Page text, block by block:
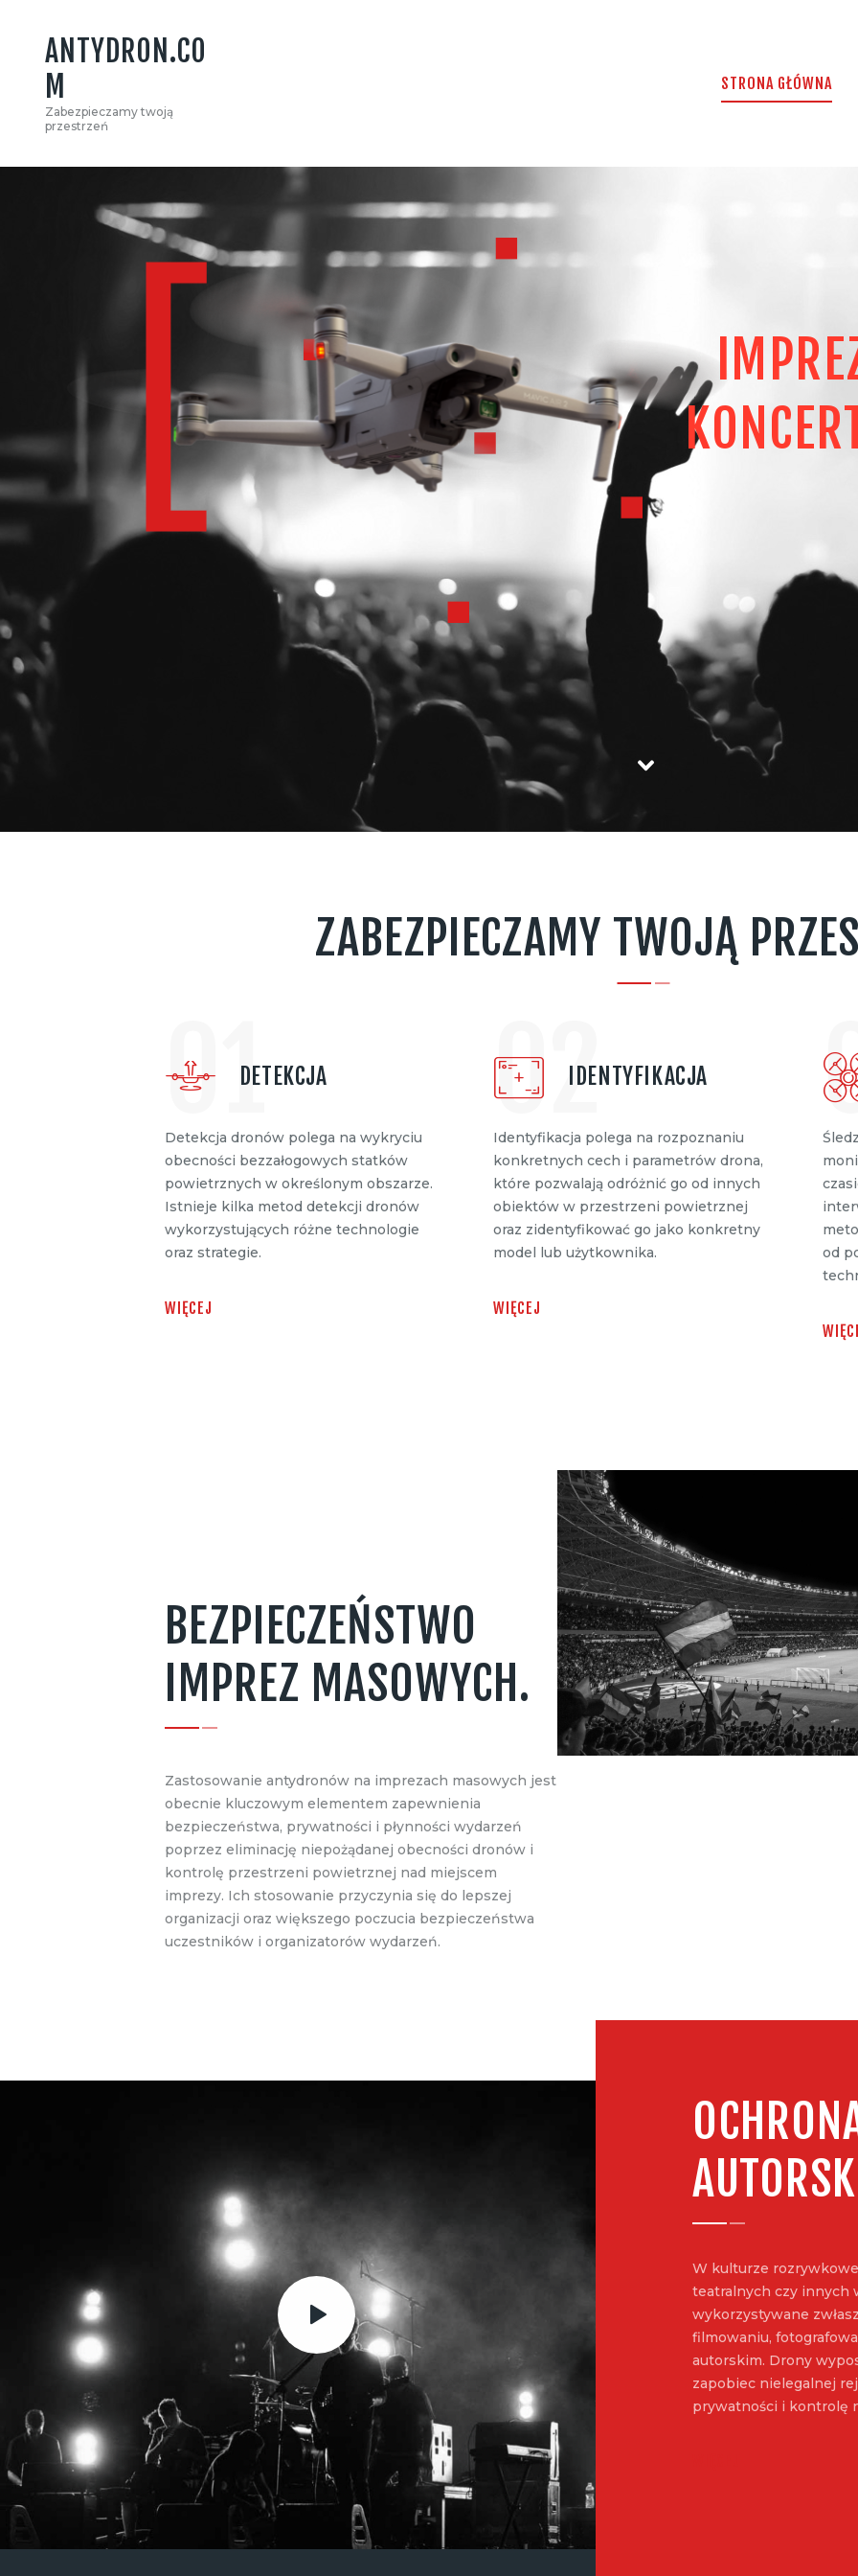
ANTYDRON.CO
M
Zabezpieczamy twoją
przestrzeń
STRONA GŁÓWNA
Zabezpieczamy twoją przestrzeń
ZABEZPIECZAMY TWOJĄ
01DETEKCJA
Detekcja dronów polega na wykryciu
obecności bezzałogowych statków
powietrznych w określonym obszarze.
Istnieje kilka metod detekcji dronów
wykorzystujących różne technologie
oraz strategie.
WIĘCEJ
02IDENTYFIKACJA
Identyfikacja polega na rozpoznaniu
konkretnych cech i parametrów drona,
które pozwalają odróżnić go od innych
obiektów w przestrzeni powietrznej
oraz zidentyfikować go jako konkretny
model lub użytkownika.
WIĘCEJ
od
BEZPIECZEŃSTWO
IMPREZ MASOWYCH.
Zastosowanie antydronów na imprezach masowych jest
obecnie kluczowym elementem zapewnienia
bezpieczeństwa, prywatności i płynności wydarzeń
poprzez eliminację niepożądanej obecności dronów i
kontrolę przestrzeni powietrznej nad miejscem
imprezy. Ich stosowanie przyczynia się do lepszej
organizacji oraz większego poczucia bezpieczeństwa
uczestników i organizatorów wydarzeń.
W kulturze
teatralnych czy innych
wykorzystywane
filmowaniu,
autorskim. Drony
zapobiec nielegalnej
prywatności i kontrolę